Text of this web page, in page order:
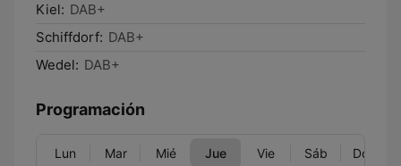
Kiel: DAB+
Schiffdorf: DAB+
Wedel: DAB+
Programación
Lun Mar Mié Jue Vie Sáb Dom